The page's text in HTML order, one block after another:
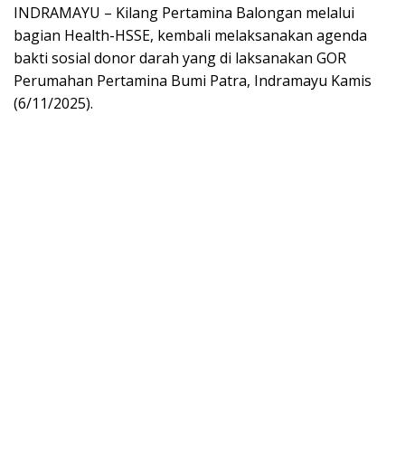
INDRAMAYU – Kilang Pertamina Balongan melalui
bagian Health-HSSE, kembali melaksanakan agenda
bakti sosial donor darah yang di laksanakan GOR
Perumahan Pertamina Bumi Patra, Indramayu Kamis
(6/11/2025).